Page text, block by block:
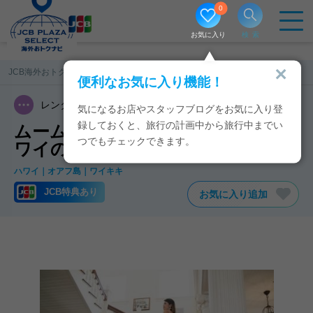
お気に入り
0
便利なお気に入り機能！
気になるお店やスタッフブログをお気に入り登
録しておくと、旅行の計画中から旅行中までい
つでもチェックできます。
検索
JCB海外おトクナビ ムームーレインボー／リディアハワイ
レンタル 貸衣装 ウエディング
ムームーレインボー／リディアハ
ワイのJCB特典・クーポン
ハワイ オアフ島 ワイキキ
JCB特典あり お気に入り追加